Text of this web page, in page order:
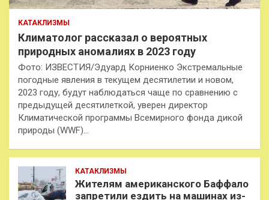
КАТАКЛИЗМЫ
Климатолог рассказал о вероятных
природных аномалиях в 2023 году
Фото: ИЗВЕСТИЯ/Эдуард Корниенко Экстремальные
погодные явления в текущем десятилетии и новом,
2023 году, будут наблюдаться чаще по сравнению с
предыдущей десятилеткой, уверен директор
Климатической программы Всемирного фонда дикой
природы (WWF)…
КАТАКЛИЗМЫ
Жителям американского Баффало
запретили ездить на машинах из-